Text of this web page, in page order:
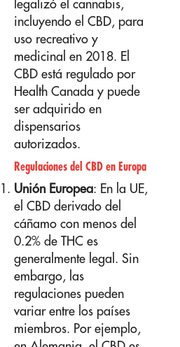
legalizó el cannabis,
incluyendo el CBD, para
uso recreativo y
medicinal en 2018. El
CBD está regulado por
Health Canada y puede
ser adquirido en
dispensarios
autorizados.
Regulaciones del CBD en Europa
Unión Europea: En la UE,
el CBD derivado del
cáñamo con menos del
0.2% de THC es
generalmente legal. Sin
embargo, las
regulaciones pueden
variar entre los países
miembros. Por ejemplo,